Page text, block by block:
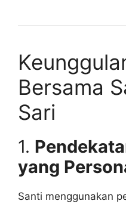
Bersama
Sari
1.
yang
Santi menggunakan